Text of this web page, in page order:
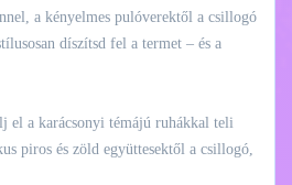
a kényelmes pulóverektől a csillogó
díszítsd fel a termet – és a
el a karácsonyi témájú ruhákkal teli
piros és zöld együttesektől a csillogó,